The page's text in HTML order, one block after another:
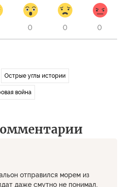
0 0 0
Острые углы истории
война
даже смутно не понимал,